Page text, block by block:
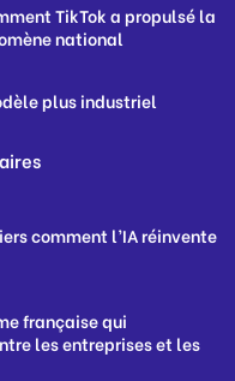
TikTok a propulsé la
national
plus industriel
comment l’IA réinvente
française qui
les entreprises et les